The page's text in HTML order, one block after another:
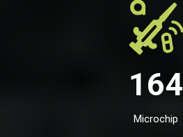
164
Microchip